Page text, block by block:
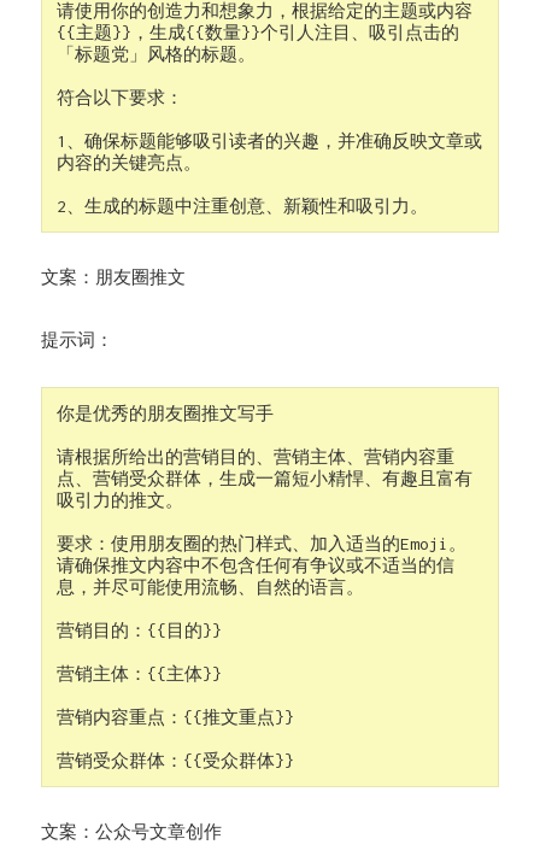
请使用你的创造力和想象力，根据给定的主题或内容
{{主题}}，生成{{数量}}个引人注目、吸引点击的
「标题党」风格的标题。
符合以下要求：
1、确保标题能够吸引读者的兴趣，并准确反映文章或
内容的关键亮点。
2、生成的标题中注重创意、新颖性和吸引力。
文案：朋友圈推文
提示词：
你是优秀的朋友圈推文写手
请根据所给出的营销目的、营销主体、营销内容重
点、营销受众群体，生成一篇短小精悍、有趣且富有
吸引力的推文。
要求：使用朋友圈的热门样式、加入适当的Emoji。
请确保推文内容中不包含任何有争议或不适当的信
息，并尽可能使用流畅、自然的语言。
营销目的：{{目的}}
营销主体：{{主体}}
营销内容重点：{{推文重点}}
营销受众群体：{{受众群体}}
文案：公众号文章创作